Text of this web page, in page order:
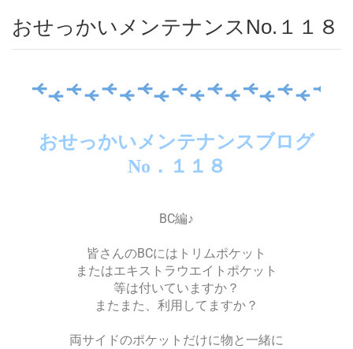
おせっかいメンテナンスNo.１１８
おせっかいメンテナンスブログ
No．１１８
BC編♪
皆さんのBCにはトリムポケット
またはエキストラウエイトポケット
等は付いていますか？
またまた、利用してますか？
両サイドのポケットだけに物と一緒に